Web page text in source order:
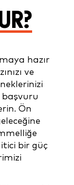
hazır
ve
başvuru
Ön
bir güç